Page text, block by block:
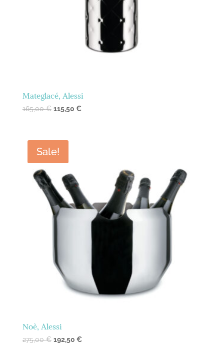
Mateglacé, Alessi
165,00€ 115,50 €
Sale!
Noè, Alessi
275,00€ 192,50 €